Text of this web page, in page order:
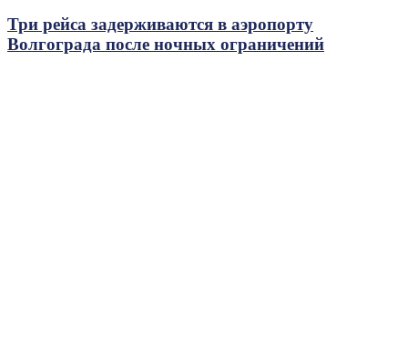
Три рейса задерживаются в аэропорту
Волгограда после ночных ограничений